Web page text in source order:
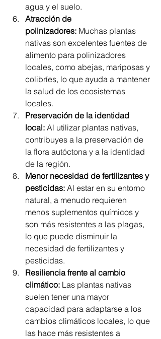
agua y el suelo.
Atracción de
polinizadores: Muchas plantas
nativas son excelentes fuentes de
alimento para polinizadores
locales, como abejas, mariposas y
colibríes, lo que ayuda a mantener
la salud de los ecosistemas
locales.
Preservación de la identidad
local: Al utilizar plantas nativas,
contribuyes a la preservación de
la flora autóctona y a la identidad
de la región.
Menor necesidad de fertilizantes y
pesticidas: Al estar en su entorno
natural, a menudo requieren
menos suplementos químicos y
son más resistentes a las plagas,
lo que puede disminuir la
necesidad de fertilizantes y
pesticidas.
Resiliencia frente al cambio
climático: Las plantas nativas
suelen tener una mayor
capacidad para adaptarse a los
cambios climáticos locales, lo que
las hace más resistentes a